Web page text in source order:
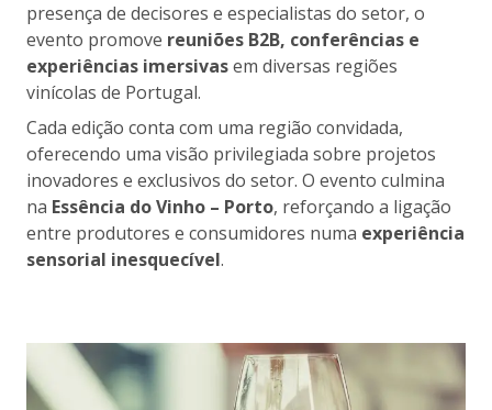
presença de decisores e especialistas do setor, o
evento promove reuniões B2B, conferências e
experiências imersivasem diversas regiões
vinícolas de Portugal.
Cada edição conta com uma região convidada,
oferecendo uma visão privilegiada sobre projetos
inovadores e exclusivos do setor. O evento culmina
na Essência do Vinho – Porto, reforçando a ligação
entre produtores e consumidores numa experiência
sensorial inesquecível.